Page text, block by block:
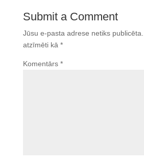
Submit a Comment
Jūsu e-pasta adrese netiks publicēta.
atzīmēti kā *
Komentārs *